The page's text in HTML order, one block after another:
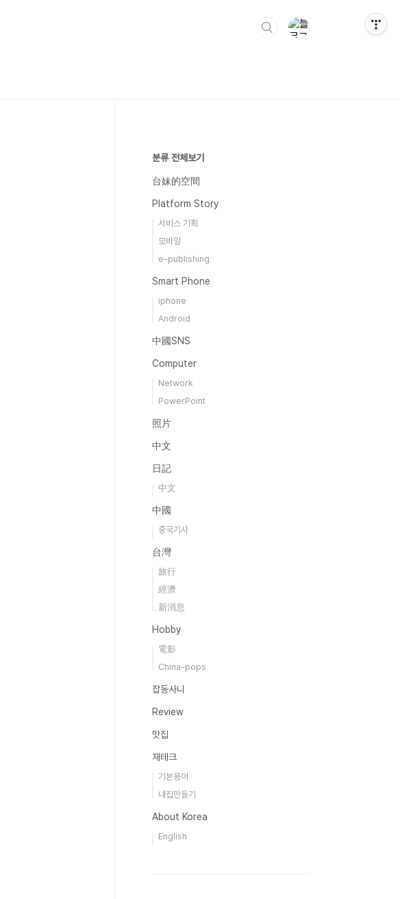
분류 전체보기
台妹的空間
Platform Story
서비스 기획
모바일
e-publishing
Smart Phone
iphone
Android
中國SNS
Computer
Network
PowerPoint
照片
中文
日記
中文
中國
중국기사
台灣
旅行
經濟
新消息
Hobby
電影
China-pops
잡동사니
Review
맛집
재테크
기본용어
내집만들기
About Korea
English